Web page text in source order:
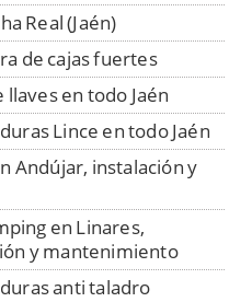
Real (Jaén)
de cajas fuertes
en todo Jaén
Lince en todo Jaén
Andújar, instalación y
en Linares,
y mantenimiento
anti taladro